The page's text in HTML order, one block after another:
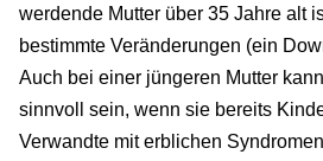
werdende Mutter über 35 Jahre alt
bestimmte Veränderungen (ein
Auch bei einer jüngeren Mutter
sinnvoll sein, wenn sie bereits
Verwandte mit erblichen